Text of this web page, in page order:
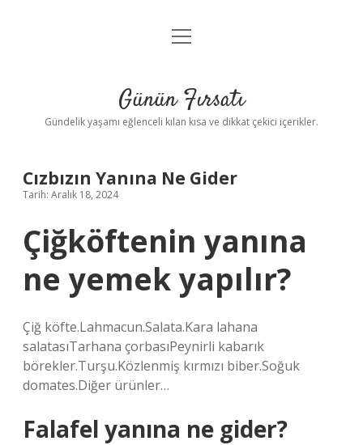
Anasayfa
Yasal Uyarı
menüyü
Günün Fırsatı
Gündelik yaşamı eğlenceli kılan kısa ve dikkat çekici içerikler.
Cızbızın Yanına Ne Gider
Tarih: Aralık 18, 2024
Çiğköftenin yanına
ne yemek yapılır?
Çiğ köfte.Lahmacun.Salata.Kara lahana
salatasıTarhana çorbasıPeynirli kabarık
börekler.Turşu.Közlenmiş kırmızı biber.Soğuk
domates.Diğer ürünler…
Falafel yanına ne gider?